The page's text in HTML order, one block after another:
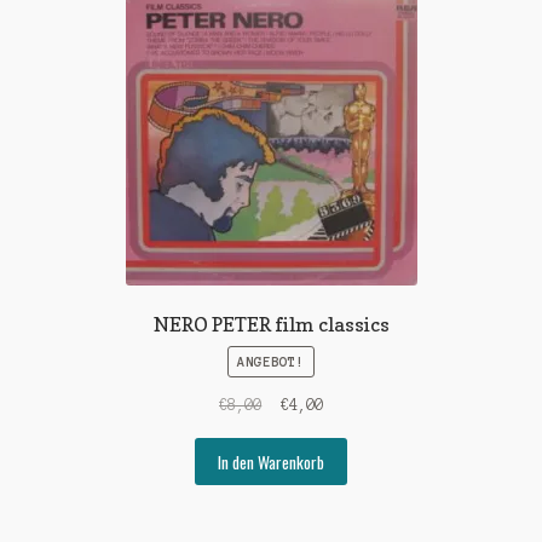
NERO PETER film classics
ANGEBOT!
€8,00
Ursprünglicher
war:
€8,00
€4,00Aktueller
ist:
€4,00.
In den Warenkorb